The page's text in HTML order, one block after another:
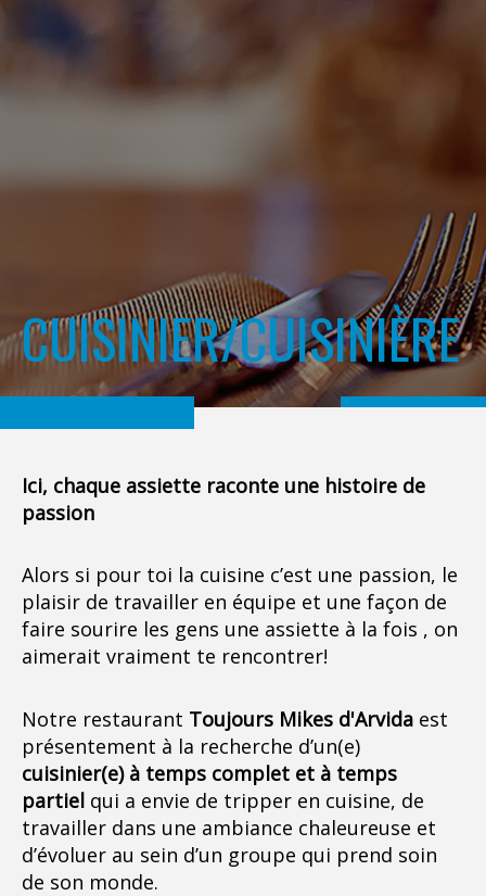
CUISINIER/CUISINIÈRE
Ici, chaque assiette raconte une histoire de
passion
Alors si pour toi la cuisine c’est une passion, le
plaisir de travailler en équipe et une façon de
faire sourire les gens une assiette à la fois , on
aimerait vraiment te rencontrer!
Notre restaurant Toujours Mikes d'Arvida est
présentement à la recherche d’un(e)
cuisinier(e) à temps complet et à temps
partiel qui a envie de tripper en cuisine, de
travailler dans une ambiance chaleureuse et
d’évoluer au sein d’un groupe qui prend soin
de son monde.